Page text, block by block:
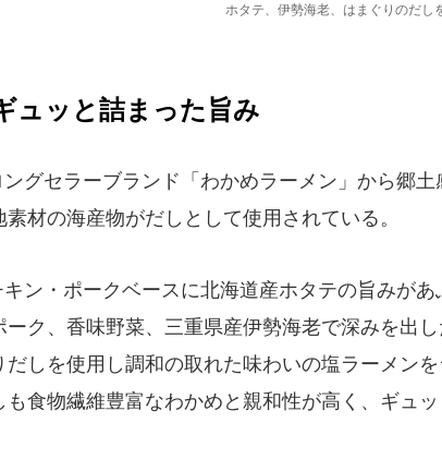
ホタテ、伊勢海老、はまぐりのだし
ュッと詰まった旨み
グセラーブランド「わかめラーメン」から郷
素材の海産物がだしとして使用されている。
ン・ポークベースに北海道産ホタテの旨みが
ーク、香味野菜、三重県産伊勢海老で深みを出
だしを使用し調和の取れた味わいの塩ラーメン
も食物繊維豊富なわかめと親和性が高く、ギュッ